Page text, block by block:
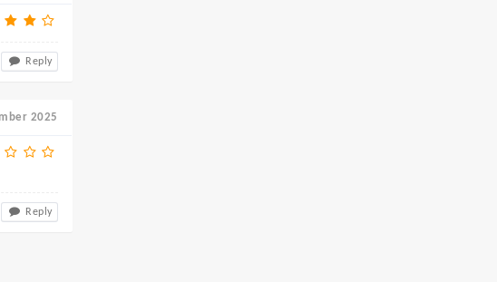
Reply
2025
Reply